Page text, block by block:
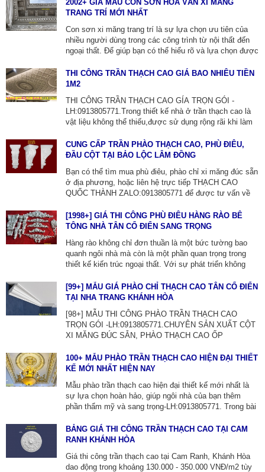
QUỐC THÀNH THỰC HIỆN-LH:0913805771.
2002+ GIÁ MẪU CON SƠN HOA VĂN XI MĂNG
TRANG TRÍ MỚI NHẤT
Con sơn xi măng trang trí là sự lựa chọn ưu tiên của
nhiều người dùng trong các công trình từ nội thất đến
ngoại thất. Để giúp bạn có thể hiểu rõ và lựa chọn được
tốt nhất. [7099+] GIÁ CON SƠN-PHÙ ĐIÊU BÊ TÔNG-
ZALO:0913805771
THI CÔNG TRẦN THẠCH CAO GIÁ BAO NHIÊU TIỀN
1M2
THI CÔNG TRẦN THẠCH CAO GÍA TRỌN GÓI -
LH:0913805771.Trong thiết kế nhà ở trần thạch cao là
vật liệu không thể thiếu,được sử dụng rộng rãi khi làm
nâng cao vẻ đẹp cho toàn bộ ngôi nhà trở nên ấn tượng
hơn.CHUYÊN SẢN XUẤT CỘT XI MĂNG ĐÚC SẴN,
CUNG CẤP TRẦN PHÀO THẠCH CAO, PHÙ ĐIÊU,
ĐẦU CỘT TẠI BẢO LỘC LÂM ĐỒNG
Bạn có thể tìm mua phù điêu, phào chỉ xi măng đúc sẵn
ở địa phương, hoặc liên hệ trực tiếp THẠCH CAO
QUỐC THÀNH ZALO:0913805771 để được tư vấn về
cấp các sản phẩm đầu cột, con bọ, lục bình xi măng,
bạn có thể tìm thêm thông tin chi tiết tại
[1998+] GIÁ THI CÔNG PHÙ ĐIÊU HÀNG RÀO BÊ
TÔNG NHÀ TÂN CỔ ĐIỂN SANG TRỌNG
Hàng rào không chỉ đơn thuần là một bức tường bao
quanh ngôi nhà mà còn là một phần quan trọng trong
thiết kế kiến trúc ngoại thất. Với sự phát triển không
thay đổi liên tục, mang đến những lựa chọn đa dạng và
độc đáo cho gia chủ. [4099+] MẪU PHÙ ĐIÊU HÀNG
RÀO BÊ TÔNG TRANG TRÍ-ZALO:0913805771.
[99+] MẪU GIÁ PHÀO CHỈ THẠCH CAO TÂN CỔ ĐIỂN
TẠI NHA TRANG KHÁNH HÒA
[98+] MẪU THI CÔNG PHÀO TRẦN THẠCH CAO
TRỌN GÓI -LH:0913805771.CHUYÊN SẢN XUẤT CỘT
XI MĂNG ĐÚC SẴN, PHÀO THẠCH CAO ỐP
không thể thiếu,được sử dụng rộng rãi khi làm hệ trần
theo phong cách cổ điển và tân cổ điển,giúp nâng cao
100+ MẪU PHÀO TRẦN THẠCH CAO HIỆN ĐẠI THIẾT
KẾ MỚI NHẤT HIỆN NAY
Mẫu phào trần thạch cao hiện đại thiết kế mới nhất là
sự lựa chọn hoàn hảo, giúp ngôi nhà của bạn thêm
phần thẩm mỹ và sang trọng-LH:0913805771. Trong bài
mẫu phòng khách đẹp, hiện đại, mới nhất hiện nay.
BẢNG GIÁ THI CÔNG TRẦN THẠCH CAO TẠI CAM
RANH KHÁNH HÒA
Giá thi công trần thạch cao tại Cam Ranh, Khánh Hòa
dao động trong khoảng 130.000 - 350.000 VNĐ/m2 tùy